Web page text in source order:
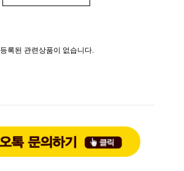
등록된 관련상품이 없습니다.